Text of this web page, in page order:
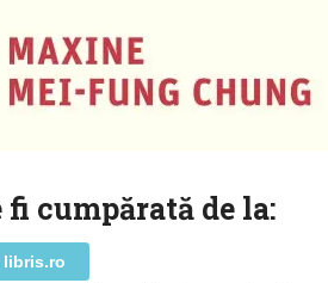
fi cumpărată de la:
libris.ro